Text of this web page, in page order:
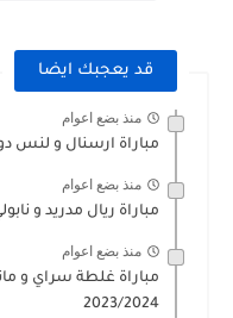
قد يعجبك ايضا
منذ بضع اعوام
مباراة ارسنال و لنس دوري
منذ بضع اعوام
مباراة ريال مدريد و نابولي
منذ بضع اعوام
مباراة غلطة سراي و
2023/2024